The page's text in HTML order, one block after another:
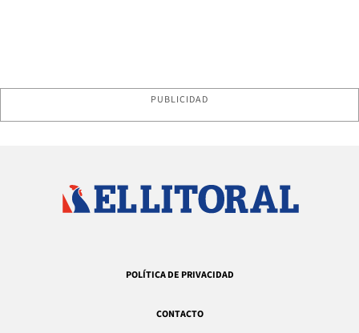
PUBLICIDAD
POLÍTICA DE PRIVACIDAD
CONTACTO